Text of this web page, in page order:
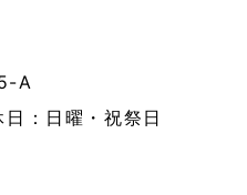
A
日曜・祝祭日